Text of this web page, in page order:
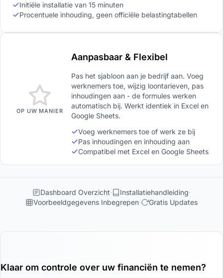
Initiële installatie van 15 minuten
Procentuele inhouding, geen officiële belastingtabellen
OP UW MANIER
Aanpasbaar & Flexibel
Pas het sjabloon aan je bedrijf aan. Voeg
werknemers toe, wijzig loontarieven, pas
inhoudingen aan - de formules werken
automatisch bij. Werkt identiek in Excel en
Google Sheets.
Voeg werknemers toe of werk ze bij
Pas inhoudingen en inhouding aan
Compatibel met Excel en Google Sheets
Dashboard Overzicht
Installatiehandleiding
Voorbeeldgegevens Inbegrepen
Gratis Updates
Klaar om controle over uw financiën te nemen?